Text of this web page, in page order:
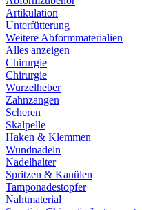
Artikulation
Unterfütterung
Weitere Abformmaterialien
Alles anzeigen
Chirurgie
Chirurgie
Wurzelheber
Zahnzangen
Scheren
Skalpelle
Haken & Klemmen
Wundnadeln
Nadelhalter
Spritzen & Kanülen
Tamponadestopfer
Nahtmaterial